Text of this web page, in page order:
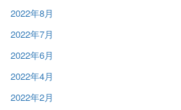
2022年8月
2022年7月
2022年6月
2022年4月
2022年2月